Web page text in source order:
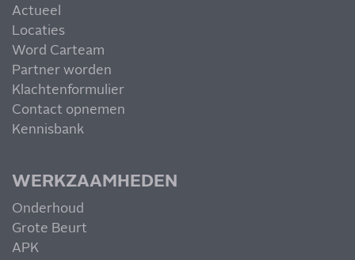
Actueel
Locaties
Word Carteam
Partner worden
Klachtenformulier
Contact opnemen
Kennisbank
WERKZAAMHEDEN
Onderhoud
Grote Beurt
APK